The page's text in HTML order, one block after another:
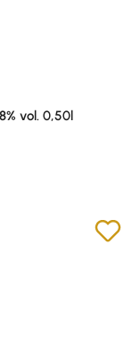
Sternen
vol. 0,50l